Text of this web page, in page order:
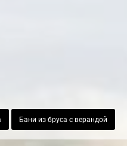
Бани из бруса с верандой